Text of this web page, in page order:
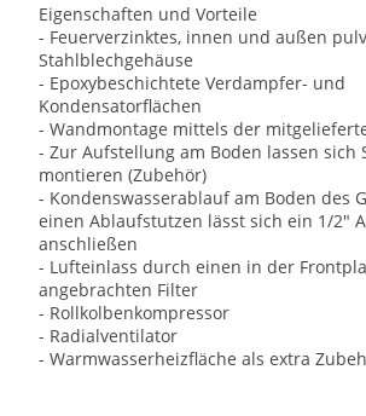
Eigenschaften und Vorteile
- Feuerverzinktes, innen und außen
Stahlblechgehäuse
- Epoxybeschichtete Verdampfer- und
Kondensatorflächen
- Wandmontage mittels der
- Zur Aufstellung am Boden lassen sich
montieren (Zubehör)
- Kondenswasserablauf am Boden des
einen Ablaufstutzen lässt sich ein 1/2"
anschließen
- Lufteinlass durch einen in der
angebrachten Filter
- Rollkolbenkompressor
- Radialventilator
- Warmwasserheizfläche als extra